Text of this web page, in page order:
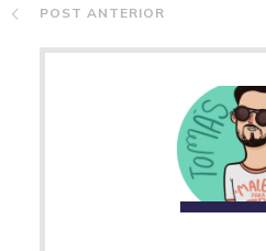
POST ANTERIOR